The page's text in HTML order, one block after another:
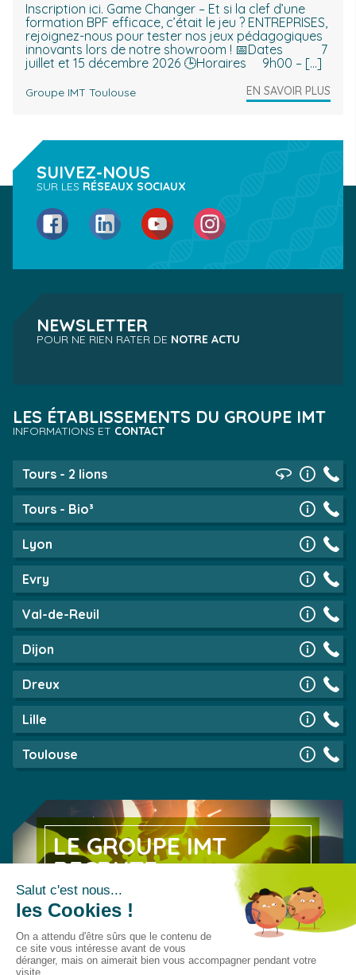
Inscription ici. Game Changer – Et si la clef d’une
formation BPF efficace, c’était le jeu ? ENTREPRISES,
rejoignez-nous pour tester nos jeux pédagogiques
innovants lors de notre showroom ! 📅Dates 7
juillet et 15 décembre 2026 🕒Horaires 9h00 – […]
Groupe IMT Toulouse EN SAVOIR PLUS
SUIVEZ-NOUS
SUR LES RÉSEAUX SOCIAUX
FacebookLinkedIn YouTube Instagram
NEWSLETTER
POUR NE RIEN RATER DE NOTRE ACTU
LES ÉTABLISSEMENTS DU GROUPE IMT
INFORMATIONS ET CONTACT
Tours - 2 lions
Tours - Bio³
Lyon
Evry
Val-de-Reuil
Dijon
Dreux
Lille
Toulouse
LE GROUPE IMT
RECRUTE
Découvrez nos offres d’emploi